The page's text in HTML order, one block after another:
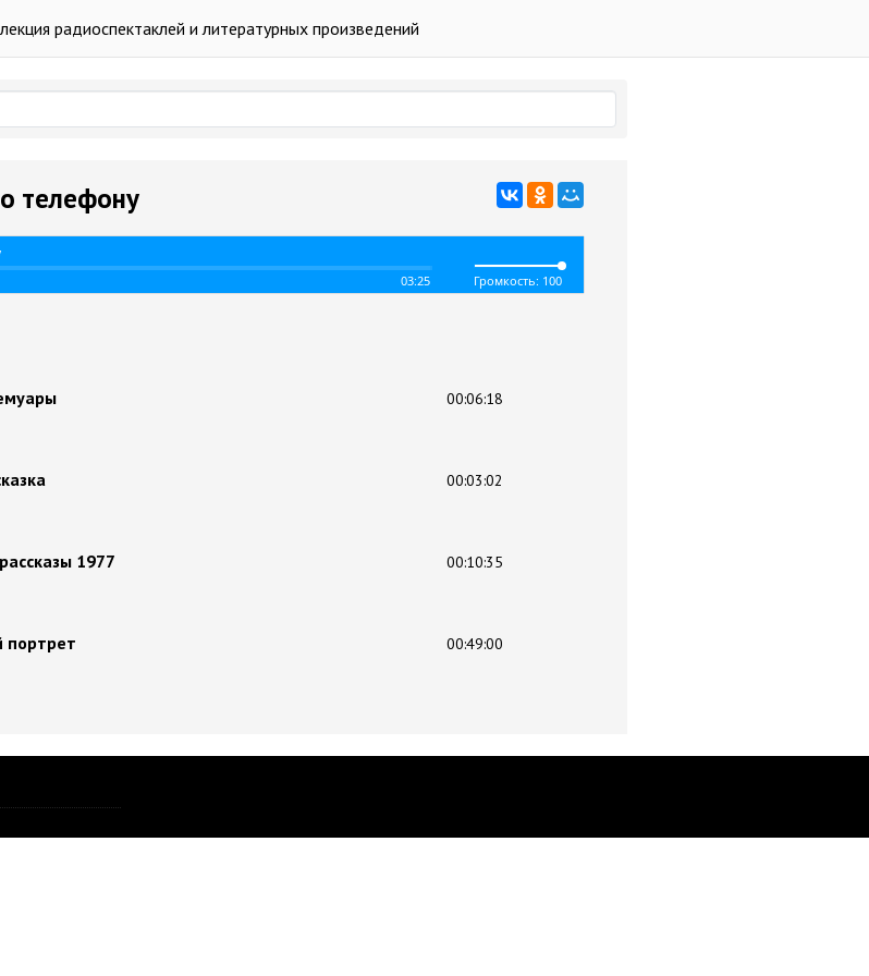
радиоспектаклей и литературных произведений
телефону
03:25 Громкость: 100
00:06:18
00:03:02
1977 00:10:35
портрет 00:49:00